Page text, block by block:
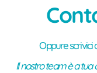
Oppure scrivici
Il nostro team è a tua